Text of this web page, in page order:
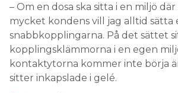
– Om en dosa ska sitta i en miljö
mycket kondens vill jag alltid
snabbkopplingarna. På det sättet
kopplingsklämmorna i en egen
kontaktytorna kommer inte börja
sitter inkapslade i gelé.